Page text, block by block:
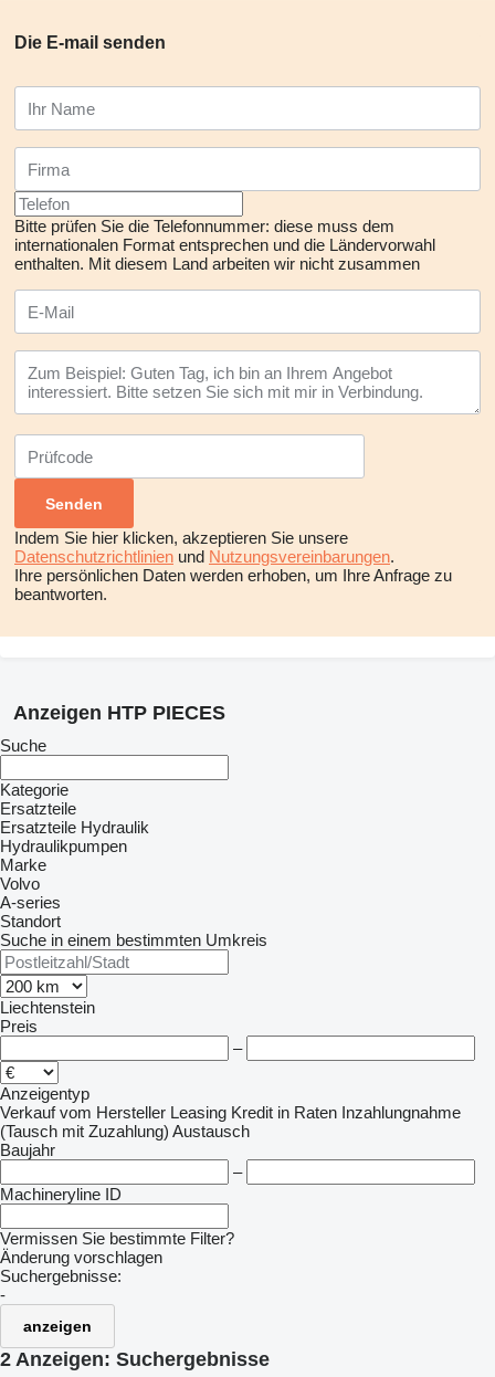
Die E-mail senden
Bitte prüfen Sie die Telefonnummer: diese muss dem
internationalen Format entsprechen und die Ländervorwahl
enthalten. Mit diesem Land arbeiten wir nicht zusammen
Indem Sie hier klicken, akzeptieren Sie unsere
Datenschutzrichtlinien und Nutzungsvereinbarungen.
Ihre persönlichen Daten werden erhoben, um Ihre Anfrage zu
beantworten.
Anzeigen HTP PIECES
Suche
Kategorie
Ersatzteile
Ersatzteile Hydraulik
Hydraulikpumpen
Marke
Volvo
A-series
Standort
Suche in einem bestimmten Umkreis
Liechtenstein
Preis
–
Anzeigentyp
Verkauf vom Hersteller Leasing Kredit in Raten Inzahlungnahme
(Tausch mit Zuzahlung) Austausch
Baujahr
–
Machineryline ID
Vermissen Sie bestimmte Filter?
Änderung vorschlagen
Suchergebnisse:
-
anzeigen
2 Anzeigen: Suchergebnisse